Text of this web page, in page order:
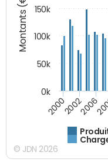
Montants (€)
200020022006
0k
50k
100k
150k
© JDN 2026